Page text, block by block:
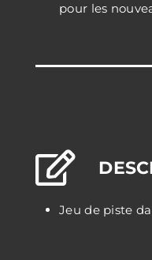
pour les
Jeu de piste